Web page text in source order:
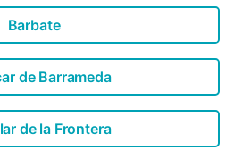
Barbate
de Barrameda
de la Frontera